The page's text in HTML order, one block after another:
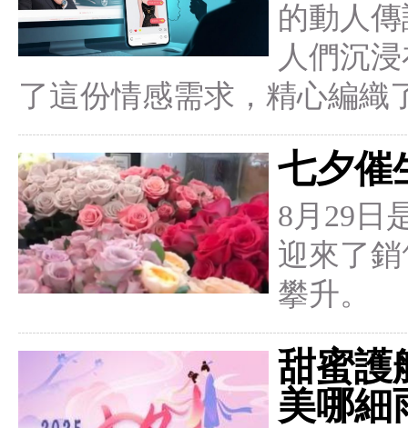
的動人
人們沉
了這份情感需求，精心編織
七夕催
8月29日
迎來了
攀升。
甜蜜護
美哪細